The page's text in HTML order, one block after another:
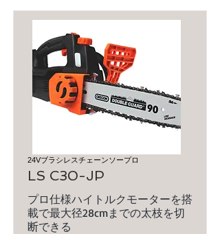
24Vブラシレスチェーンソープロ
LS C30-JP
プロ仕様ハイトルクモーターを搭
載で最大径28cmまでの太枝を切
断できる